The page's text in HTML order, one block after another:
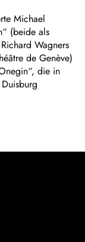
Michael
(beide als
Wagners
de Genève)
die in